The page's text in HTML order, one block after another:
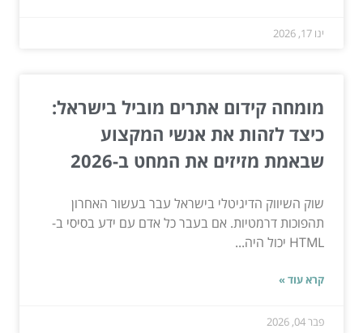
ינו 17, 2026
מומחה קידום אתרים מוביל בישראל:
כיצד לזהות את אנשי המקצוע
שבאמת מזיזים את המחט ב-2026
שוק השיווק הדיגיטלי בישראל עבר בעשור האחרון
תהפוכות דרמטיות. אם בעבר כל אדם עם ידע בסיסי ב-
HTML יכול היה...
קרא עוד »
פבר 04, 2026